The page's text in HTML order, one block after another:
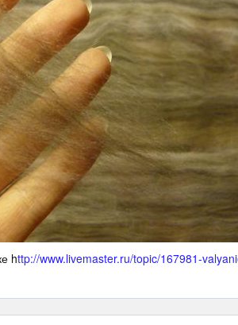
http://www.livemaster.ru/topic/167981-